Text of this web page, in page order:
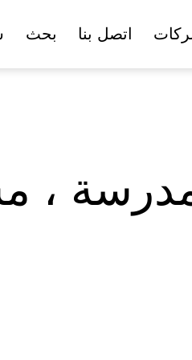
اتصل بنا بحث
،